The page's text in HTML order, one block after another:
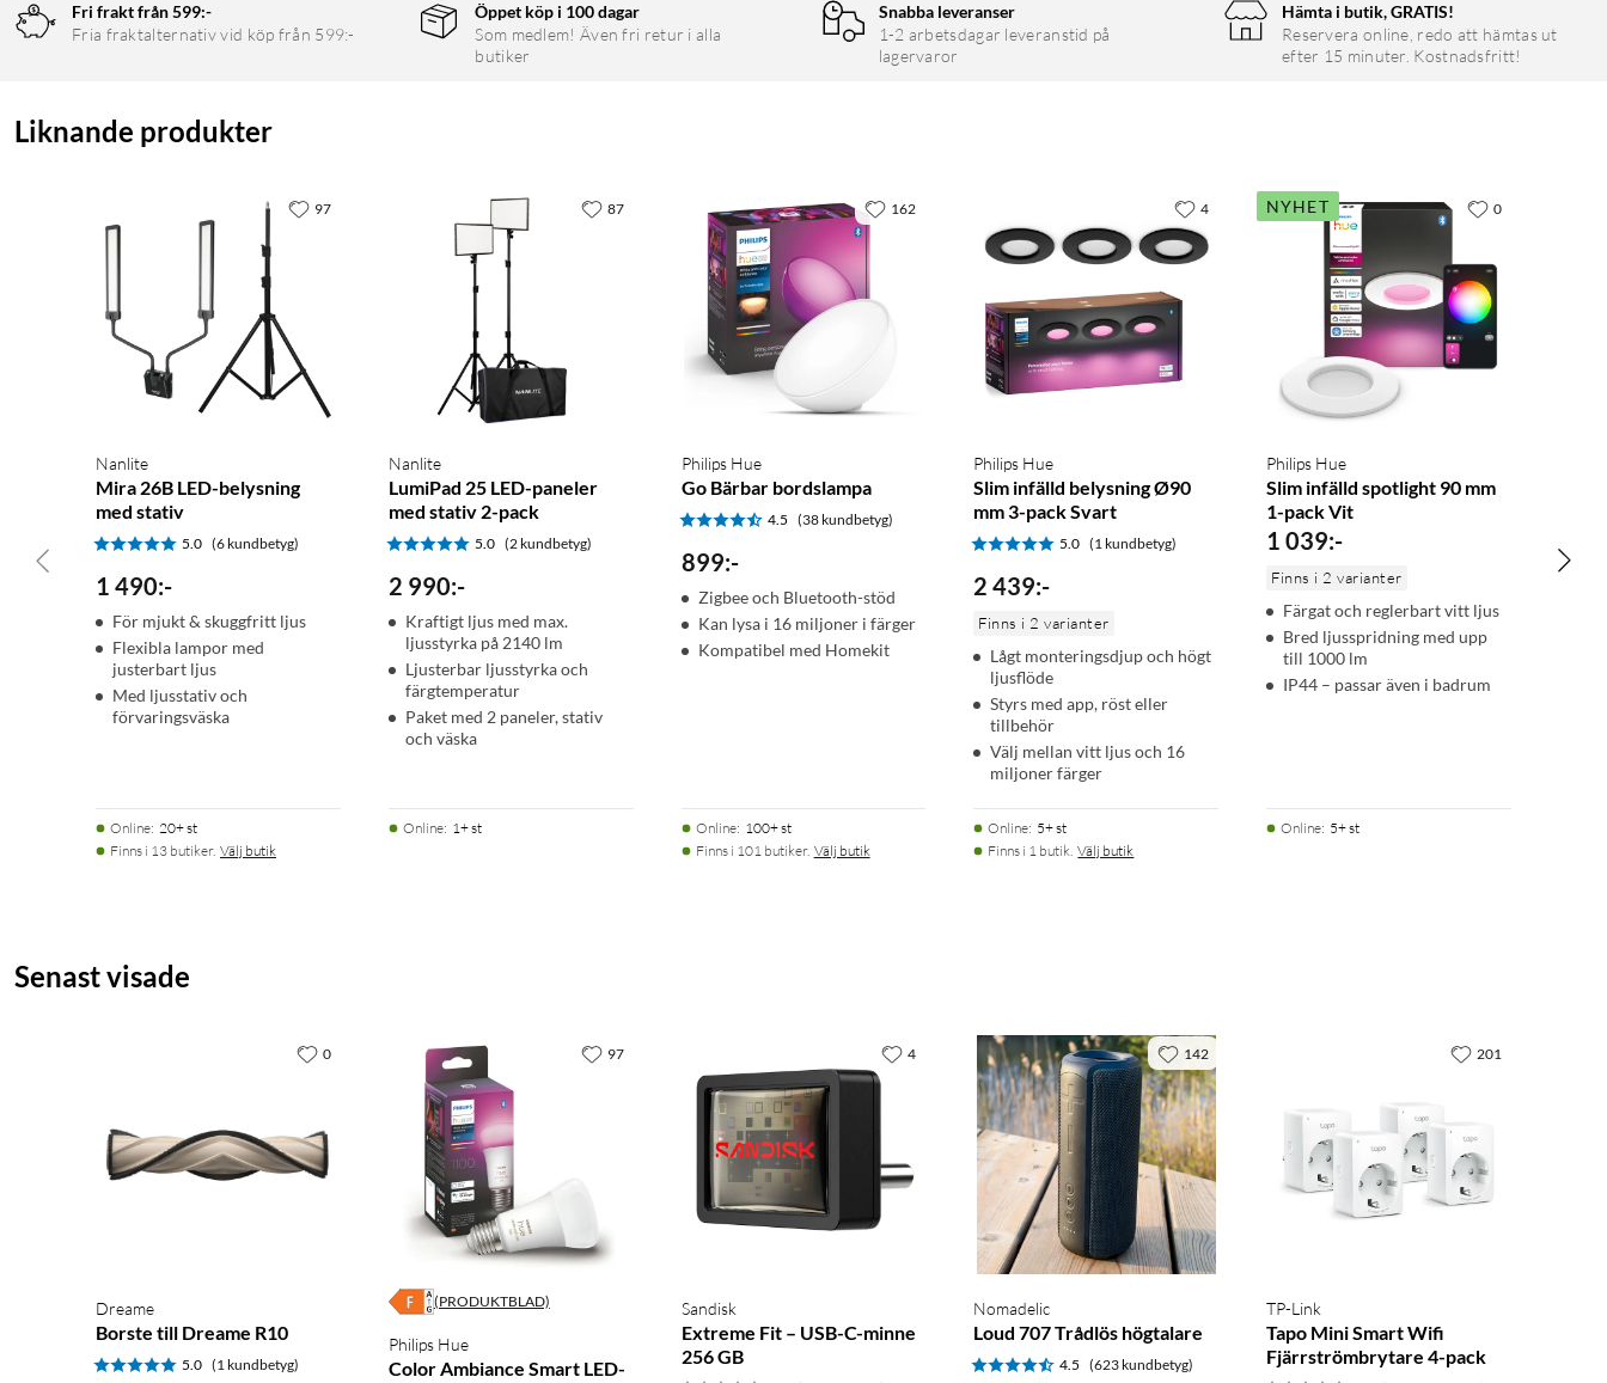
Fri frakt från 599:-
Fria fraktalternativ vid köp från 599:-
Öppet köp i 100 dagar
Som medlem! Även fri retur i alla
butiker
Snabba leveranser
1-2 arbetsdagar leveranstid på
lagervaror
Hämta i butik, GRATIS!
Reservera online, redo att hämtas ut
efter 15 minuter. Kostnadsfritt!
Liknande produkter
Nanlite
Mira 26B LED-belysning
med stativ
5.0 (6 kundbetyg)
1 490:-
För mjukt & skuggfritt ljus
Flexibla lampor med
justerbart ljus
Med ljusstativ och
förvaringsväska
Online: 20+ st
Finns i 13 butiker. Välj butik
97
Nanlite
LumiPad 25 LED-paneler
med stativ 2-pack
5.0 (2 kundbetyg)
2 990:-
Kraftigt ljus med max.
ljusstyrka på 2140 lm
Ljusterbar ljusstyrka och
färgtemperatur
Paket med 2 paneler, stativ
och väska
Online: 1+ st
87
Philips Hue
Go Bärbar bordslampa
4.5 (38 kundbetyg)
899:-
Zigbee och Bluetooth-stöd
Kan lysa i 16 miljoner i färger
Kompatibel med Homekit
Online: 100+ st
Finns i 101 butiker. Välj butik
162
Philips Hue
Slim infälld belysning Ø90
mm 3-pack Svart
5.0 (1 kundbetyg)
2 439:-
Finns i 2 varianter
Lågt monteringsdjup och högt
ljusflöde
Styrs med app, röst eller
tillbehör
Välj mellan vitt ljus och 16
miljoner färger
Online: 5+ st
Finns i 1 butik. Välj butik
4 NYHET
Philips Hue
Slim infälld spotlight 90 mm
1-pack Vit
1 039:-
Finns i 2 varianter
Färgat och reglerbart vitt ljus
Bred ljusspridning med upp
till 1000 lm
IP44 – passar även i badrum
Online: 5+ st
0
Senast visade
Dreame
Borste till Dreame R10
5.0 (1 kundbetyg)
0
(PRODUKTBLAD)
Philips Hue
Color Ambiance Smart LED-
97
Sandisk
Extreme Fit – USB-C-minne
256 GB
4
Nomadelic
Loud 707 Trådlös högtalare
4.5 (623 kundbetyg)
142
TP-Link
Tapo Mini Smart Wifi
Fjärrströmbrytare 4-pack
201